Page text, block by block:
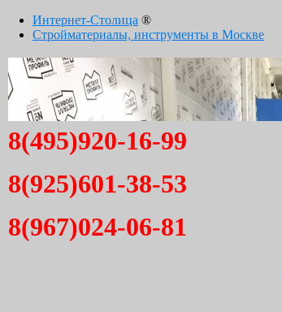
Интернет-Столица ®
Стройматериалы, инструменты в Москве
8(495)920-16-99
8(925)601-38-53
8(967)024-06-81